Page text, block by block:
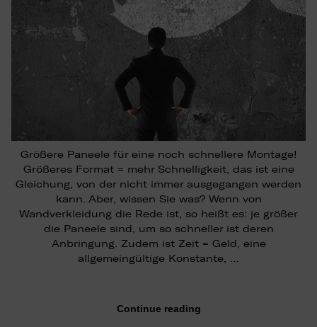
Größere Paneele für eine noch schnellere Montage!
Größeres Format = mehr Schnelligkeit, das ist eine
Gleichung, von der nicht immer ausgegangen werden
kann. Aber, wissen Sie was? Wenn von
Wandverkleidung die Rede ist, so heißt es: je größer
die Paneele sind, um so schneller ist deren
Anbringung. Zudem ist Zeit = Geld, eine
allgemeingültige Konstante, …
Continue reading